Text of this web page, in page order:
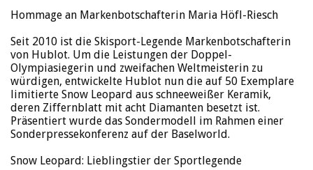
Hommage an Markenbotschafterin Maria Höfl-Riesch
Seit 2010 ist die Skisport-Legende Markenbotschafterin
von Hublot. Um die Leistungen der Doppel-
Olympiasiegerin und zweifachen Weltmeisterin zu
würdigen, entwickelte Hublot nun die auf 50 Exemplare
limitierte Snow Leopard aus schneeweißer Keramik,
deren Ziffernblatt mit acht Diamanten besetzt ist.
Präsentiert wurde das Sondermodell im Rahmen einer
Sonderpressekonferenz auf der Baselworld.
Snow Leopard: Lieblingstier der Sportlegende